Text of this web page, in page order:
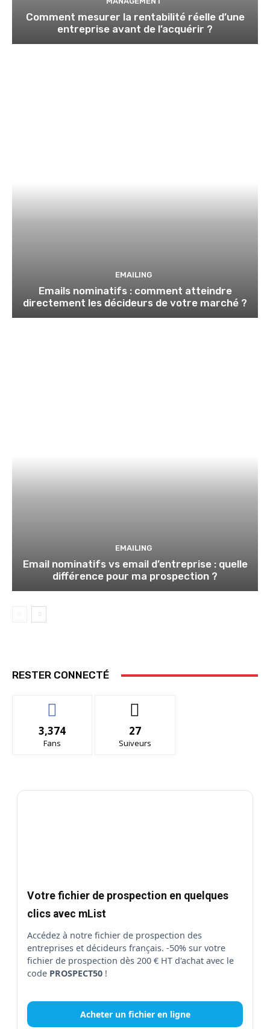
Comment mesurer la rentabilité réelle d’une
entreprise avant de l’acquérir ?
EMAILING
Emails nominatifs : comment atteindre
directement les décideurs de votre marché ?
EMAILING
Email nominatifs vs email d’entreprise : quelle
différence pour ma prospection ?
RESTER CONNECTÉ
3,374
Fans
27
Suiveurs
Votre fichier de prospection en quelques
clics avec mList
Accédez à notre fichier de prospection des
entreprises et décideurs français. -50% sur votre
fichier de prospection dès 200 € HT d'achat avec le
code PROSPECT50 !
Acheter un fichier en ligne